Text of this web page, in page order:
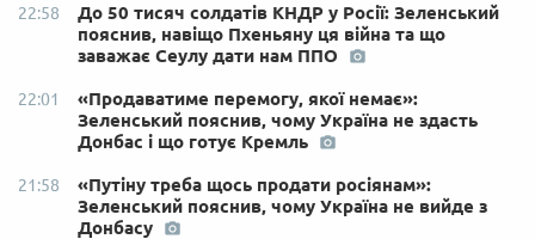
22:58
До 50 тисяч солдатів КНДР у Росії: Зеленський
пояснив, навіщо Пхеньяну ця війна та що
заважає Сеулу дати нам ППО
22:01
«Продаватиме перемогу, якої немає»:
Зеленський пояснив, чому Україна не здасть
Донбас і що готує Кремль
21:58
«Путіну треба щось продати росіянам»:
Зеленський пояснив, чому Україна не вийде з
Донбасу